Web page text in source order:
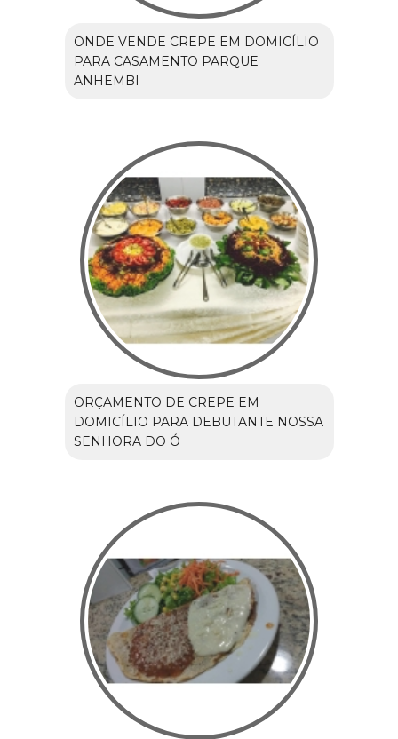
ONDE VENDE CREPE EM DOMICÍLIO
PARA CASAMENTO PARQUE
ANHEMBI
ORÇAMENTO DE CREPE EM
DOMICÍLIO PARA DEBUTANTE NOSSA
SENHORA DO Ó